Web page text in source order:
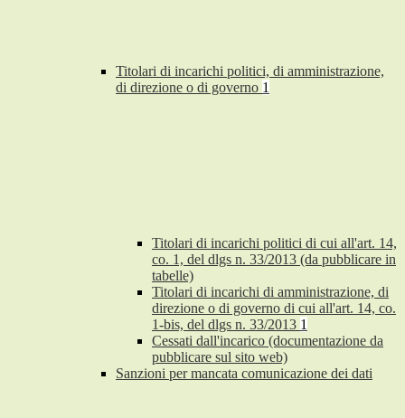
Titolari di incarichi politici, di amministrazione,
di direzione o di governo 1
Titolari di incarichi politici di cui all'art. 14,
co. 1, del dlgs n. 33/2013 (da pubblicare in
tabelle)
Titolari di incarichi di amministrazione, di
direzione o di governo di cui all'art. 14, co.
1-bis, del dlgs n. 33/2013 1
Cessati dall'incarico (documentazione da
pubblicare sul sito web)
Sanzioni per mancata comunicazione dei dati